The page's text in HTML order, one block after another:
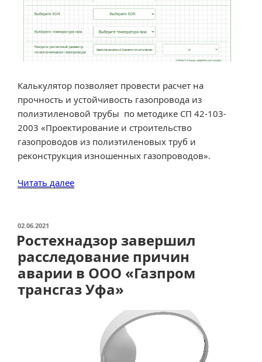
Калькулятор позволяет провести расчет на
прочность и устойчивость газопровода из
полиэтиленовой трубы по методике СП 42-103-
2003 «Проектирование и строительство
газопроводов из полиэтиленовых труб и
реконструкция изношенных газопроводов».
Читать далее«Расчет
прочность
и
устойчивость
(СП
42-
ОПУБЛИКОВАНО
02.06.2021
Ростехнадзор завершил
расследование причин
аварии в ООО «Газпром
трансгаз Уфа»